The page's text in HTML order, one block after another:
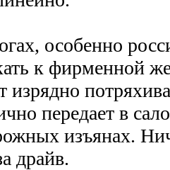
особенно
к фирменной
изрядно
передает в
изъянах.
драйв.